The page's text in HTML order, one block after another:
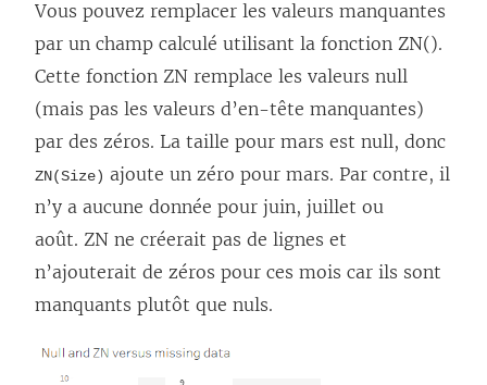
Vous pouvez remplacer les valeurs manquantes
par un champ calculé utilisant la fonction ZN().
Cette fonction ZN remplace les valeurs null
(mais pas les valeurs d’en-tête manquantes)
par des zéros. La taille pour mars est null, donc
ZN(Size) ajoute un zéro pour mars. Par contre, il
n’y a aucune donnée pour juin, juillet ou
août. ZN ne créerait pas de lignes et
n’ajouterait de zéros pour ces mois car ils sont
manquants plutôt que nuls.